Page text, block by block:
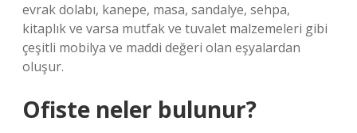
evrak dolabı, kanepe, masa, sandalye, sehpa,
kitaplık ve varsa mutfak ve tuvalet malzemeleri gibi
çeşitli mobilya ve maddi değeri olan eşyalardan
oluşur.
Ofiste neler bulunur?